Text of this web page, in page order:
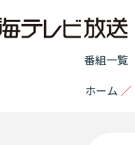
番組一覧
ホーム ／